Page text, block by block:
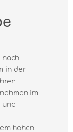
nach
in der
im
und
hohen